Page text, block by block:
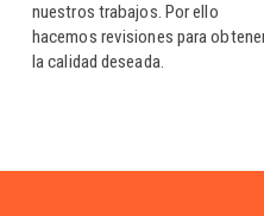
nuestros trabajos. Por ello
hacemos revisiones para
la calidad deseada.